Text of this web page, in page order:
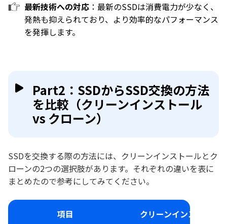
最新技術への対応 ：最新のSSDは消費電力が少なく、
発熱も抑えられており、より効率的なパフォーマンス
を発揮します。
Part2：SSDからSSD交換の方法
を比較（クリーンインストール
vs クローン）
SSDを交換する際の方法には、クリーンインストールとク
ローンの2つの選択肢があります。それぞれの違いを表に
まとめたので参考にしてみてください。
項目 クリーンインストール